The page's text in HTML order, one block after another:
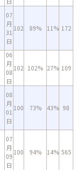
07
月
31
日
102 89% 11% 172
06
月
08
日
102 102% 27% 109
08
月
01
日
100 73% 43% 98
07
月
09
日
100 94% 14% 565